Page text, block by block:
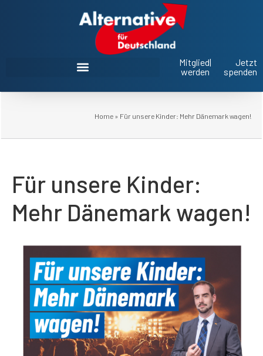
Mitglied
werden
|
Jetzt
spenden
Home » Für unsere Kinder: Mehr Dänemark wagen!
Für unsere Kinder:
Mehr Dänemark wagen!